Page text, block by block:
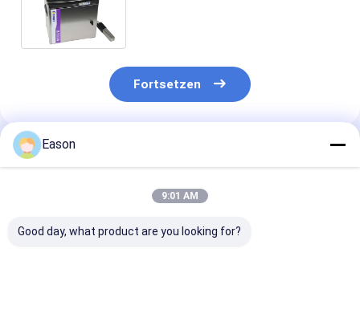
Fortsetzen
Empfohlene Produkte
Eason
9:01 AM
Good day, what product are you looking for?